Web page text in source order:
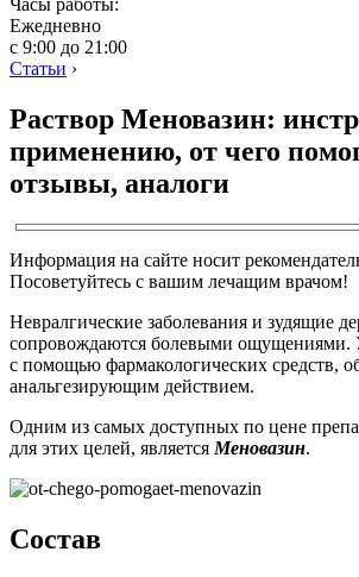
Часы работы:
Ежедневно
с 9:00 до 21:00
Статьи ›
Раствор Меновазин:
применению, от чего
отзывы, аналоги
Информация на сайте носит
Посоветуйтесь с вашим лечащим врачом!
Невралгические заболевания и зудящие
сопровождаются болевыми ощущениями.
с помощью фармакологических средств,
анальгезирующим действием.
Одним из самых доступных по цене
для этих целей, является Меновазин.
Состав